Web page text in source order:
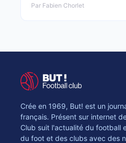
Par Fabien Chorlet
Crée en 1969, But! est un
français. Présent sur internet
Club suit l'actualité du football
du foot et des clubs avec des